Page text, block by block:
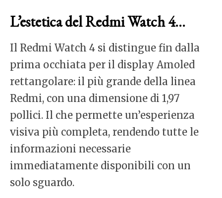
L’estetica del Redmi Watch 4…
Il Redmi Watch 4 si distingue fin dalla
prima occhiata per il display Amoled
rettangolare: il più grande della linea
Redmi, con una dimensione di 1,97
pollici. Il che permette un’esperienza
visiva più completa, rendendo tutte le
informazioni necessarie
immediatamente disponibili con un
solo sguardo.